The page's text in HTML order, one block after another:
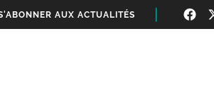
AUX ACTUALITÉS